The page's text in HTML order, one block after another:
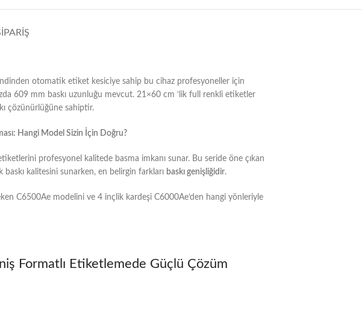
otomatik etiket kesiciye sahip bu cihaz profesyoneller için
609 mm baskı uzunluğu mevcut. 21×60 cm ‘lik full renkli etiketler
çözünürlüğüne sahiptir.
Hangi Model Sizin İçin Doğru?
profesyonel kalitede basma imkanı sunar. Bu seride öne çıkan
kalitesini sunarken, en belirgin farkları baskı genişliğidir.
C6500Ae modelini ve 4 inçlik kardeşi C6000Ae’den hangi yönleriyle
Formatlı Etiketlemede Güçlü Çözüm